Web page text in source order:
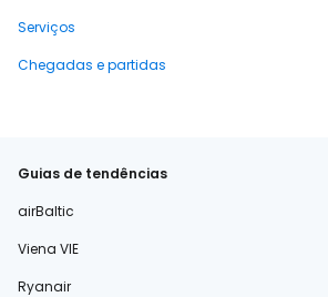
Serviços
Chegadas e partidas
Guias de tendências
airBaltic
Viena VIE
Ryanair